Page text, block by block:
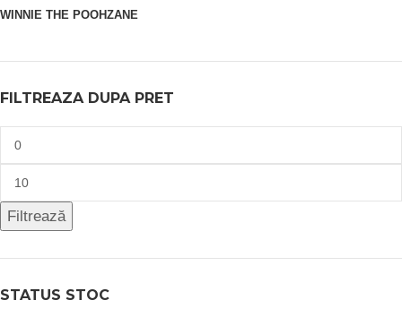
WINNIE THE POOHZANE
FILTREAZA DUPA PRET
Filtrează
STATUS STOC